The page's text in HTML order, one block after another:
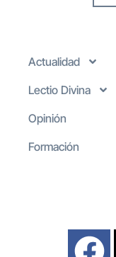
Actualidad
Lectio Divina
Opinión
Formación